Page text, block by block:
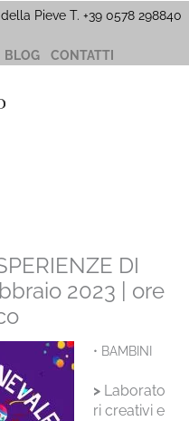
Pieve T. +39 0578 298840
BLOG CONTATTI
DI
2023 | ore
• BAMBINI
> Laborato
ri creativi e